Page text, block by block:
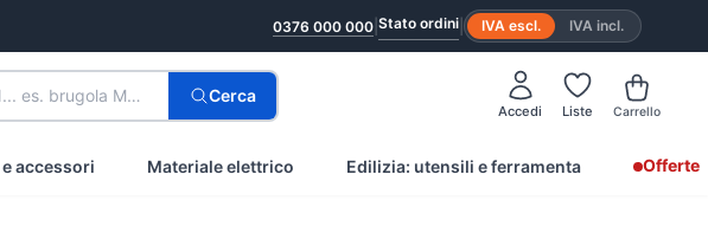
0376 000 000 Stato ordini IVA escl. IVA incl.
es. brugola M8 inox Cerca
Accedi Liste Carrello
accessori Materiale elettrico Edilizia: utensili e ferramenta Offerte